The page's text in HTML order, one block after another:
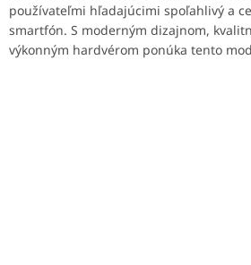
používateľmi hľadajúcimi spoľahlivý a
smartfón. S moderným dizajnom,
výkonným hardvérom ponúka tento